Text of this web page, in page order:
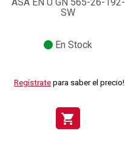
ASA EN U GN 565-26-192-
SW
En Stock
Regístrate para saber el precio!
shopping_cart